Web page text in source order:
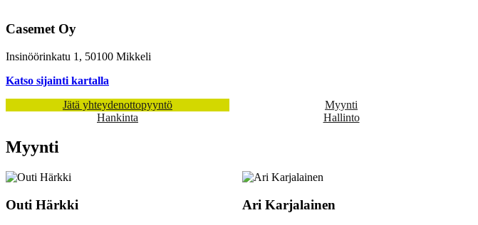
Casemet Oy
Insinöörinkatu 1, 50100 Mikkeli
Katso sijainti kartalla
Jätä yhteydenottopyyntö
Myynti
Hankinta
Hallinto
Myynti
Outi Härkki Ari Karjalainen